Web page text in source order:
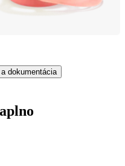
a dokumentácia